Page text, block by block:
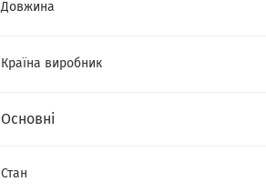
Довжина
Країна виробник
Основні
Стан